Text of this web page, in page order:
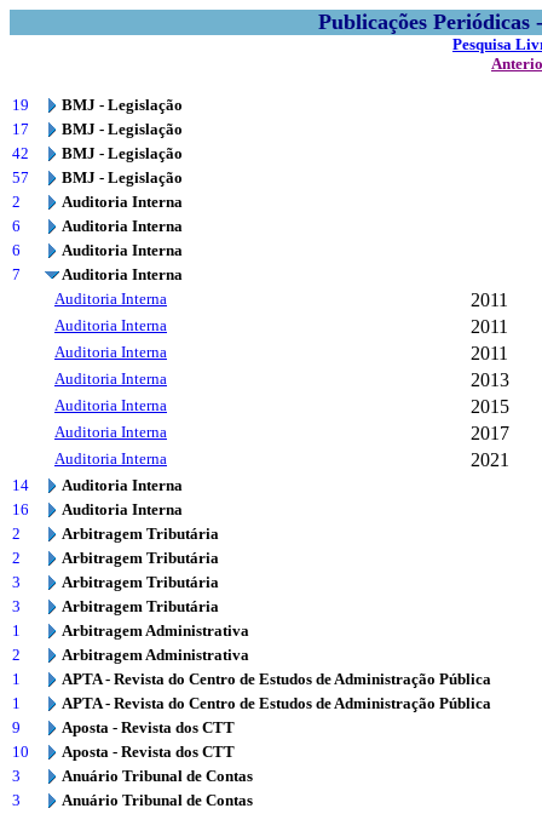
Publicações
Pesquisa
19
BMJ - Legislação
17
BMJ - Legislação
42
BMJ - Legislação
57
BMJ - Legislação
2
Auditoria Interna
6
Auditoria Interna
6
Auditoria Interna
7
Auditoria Interna
Auditoria Interna
2011
Auditoria Interna 2011
Auditoria Interna 2011
Auditoria Interna 2013
Auditoria Interna 2015
Auditoria Interna 2017
Auditoria Interna 2021
14
Auditoria Interna
16
Auditoria Interna
2
Arbitragem Tributária
2
Arbitragem Tributária
3
Arbitragem Tributária
3
Arbitragem Tributária
1
Arbitragem Administrativa
2
Arbitragem Administrativa
1
APTA - Revista do Centro de Estudos de Administração Pública
1
APTA - Revista do Centro de Estudos de Administração Pública
9
Aposta - Revista dos CTT
10
Aposta - Revista dos CTT
3
Anuário Tribunal de Contas
3
Anuário Tribunal de Contas